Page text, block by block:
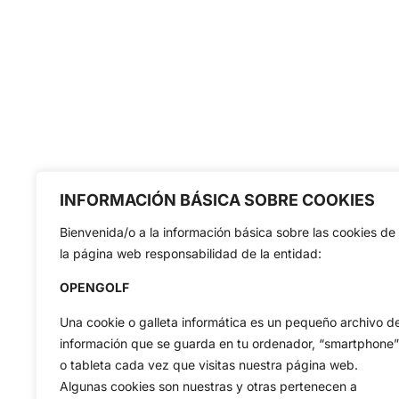
INFORMACIÓN BÁSICA SOBRE COOKIES
Bienvenida/o a la información básica sobre las cookies de
la página web responsabilidad de la entidad:
OPENGOLF
Una cookie o galleta informática es un pequeño archivo
información que se guarda en tu ordenador, “smartphone”
o tableta cada vez que visitas nuestra página web.
Algunas cookies son nuestras y otras pertenecen a